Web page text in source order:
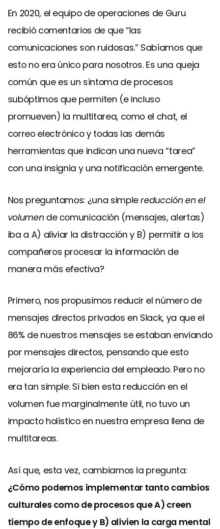
En 2020, el equipo de operaciones de Guru
recibió comentarios de que “las
comunicaciones son ruidosas.” Sabíamos que
esto no era único para nosotros. Es una queja
común que es un síntoma de procesos
subóptimos que permiten (e incluso
promueven) la multitarea, como el chat, el
correo electrónico y todas las demás
herramientas que indican una nueva “tarea”
con una insignia y una notificación emergente.
Nos preguntamos: ¿una simplereducción en el
volumende comunicación (mensajes, alertas)
iba a A) aliviar la distracción y B) permitir a los
compañeros procesar la información de
manera más efectiva?
Primero, nos propusimos reducir el número de
mensajes directos privados en Slack, ya que el
86% de nuestros mensajes se estaban enviando
por mensajes directos, pensando que esto
mejoraría la experiencia del empleado. Pero no
era tan simple. Si bien esta reducción en el
volumen fue marginalmente útil, no tuvo un
impacto holístico en nuestra empresa llena de
multitareas.
Así que, esta vez, cambiamos la pregunta:
¿Cómo podemos implementar tanto cambios
culturales como de procesos que A) creen
tiempo de enfoque y B) alivien la carga mental